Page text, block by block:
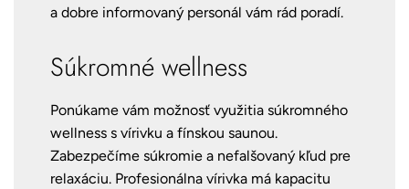
a dobre informovaný personál vám rád poradí.
Súkromné wellness
Ponúkame vám možnosť využitia súkromného
wellness s vírivku a fínskou saunou.
Zabezpečíme súkromie a nefalšovaný kľud pre
relaxáciu. Profesionálna vírivka má kapacitu